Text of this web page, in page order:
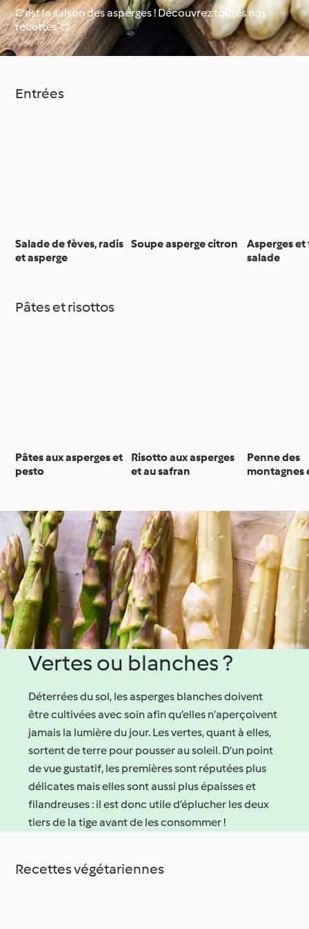
Occasions spéciales et
saisons
Autour du monde avec
Cookidoo®
C'est la saison des asperges ! Découvrez toutes nos
recettes 😍
Entrées
Salade de fèves, radis
et asperge
Soupe asperge citron
Asperges et
salade
Pâtes et risottos
Pâtes aux asperges et
pesto
Risotto aux asperges
et au safran
Penne des
montagnes
Vertes ou blanches ?
Déterrées du sol, les asperges blanches doivent
être cultivées avec soin afin qu’elles n‘aperçoivent
jamais la lumière du jour. Les vertes, quant à elles,
sortent de terre pour pousser au soleil. D’un point
de vue gustatif, les premières sont réputées plus
délicates mais elles sont aussi plus épaisses et
filandreuses : il est donc utile d’éplucher les deux
tiers de la tige avant de les consommer !
Recettes végétariennes